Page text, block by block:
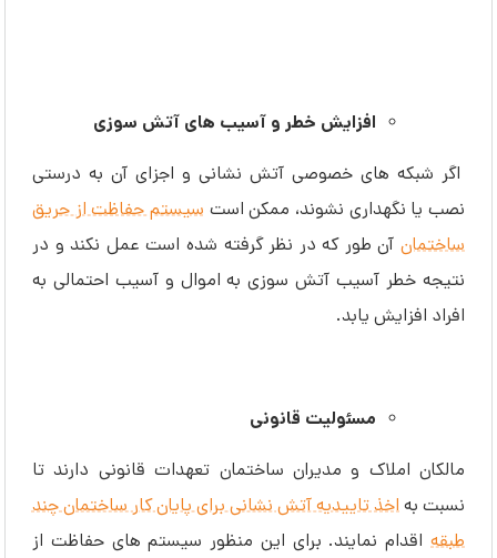
افزایش خطر و آسیب های آتش سوزی
اگر شبکه های خصوصی آتش نشانی و اجزای آن به درستی
نصب یا نگهداری نشوند، ممکن است سیستم حفاظت از حریق
ساختمانآن طور که در نظر گرفته شده است عمل نکند و در
نتیجه خطر آسیب آتش سوزی به اموال و آسیب احتمالی به
افراد افزایش یابد.
مسئولیت قانونی
مالکان املاک و مدیران ساختمان تعهدات قانونی دارند تا
نسبت بهاخذ تاییدیه آتش نشانی برای پایان کار ساختمان چند
طبقهاقدام نمایند. برای این منظور سیستم های حفاظت از